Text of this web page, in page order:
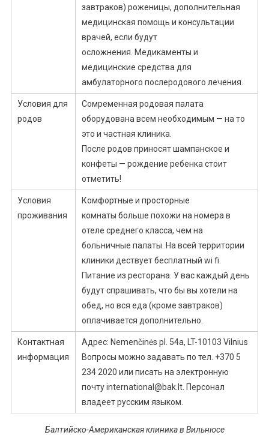
завтраков) роженицы, дополнительная
медицинская помощь и консультации
врачей, если будут
осложнения. Медикаменты и
медицинские средства для
амбулаторного послеродового лечения.
Условия для
родов
Сомременная родовая палата
оборудована всем необходимым — на то
это и частная клиника.
После родов приносят шампанское и
конфеты — рождение ребенка стоит
отметить!
Условия
проживания
Комфортные и просторные
комнаты больше похожи на номера в
отеле среднего класса, чем на
больничные палаты. На всей территории
клиники дествует бесплатный wi fi.
Питание из ресторана. У вас каждый день
будут спрашивать, что бы вы хотели на
обед, но вся еда (кроме завтраков)
оплачивается дополнительно.
Контактная
информация
Адрес: Nemenčinės pl. 54a, LT-10103 Vilnius
Вопросы можно задавать по тел. +370 5
234 2020 или писать на электронную
почту international@bak.lt. Персонал
владеет русским языком.
Балтийско-Американская клиника в Вильнюсе